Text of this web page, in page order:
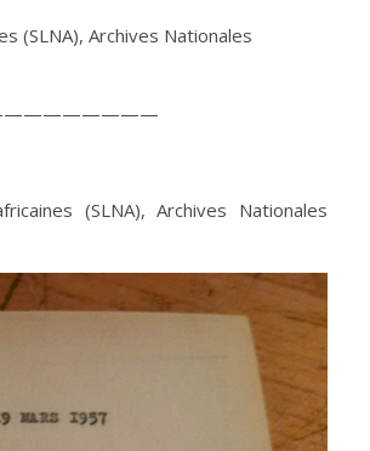
(SLNA), Archives Nationales
(SLNA), Archives Nationales